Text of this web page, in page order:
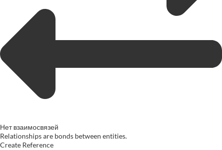
Нет взаимосвязей
Relationships are bonds between entities.
Create Reference